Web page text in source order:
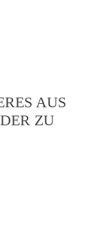
AUS
ZU